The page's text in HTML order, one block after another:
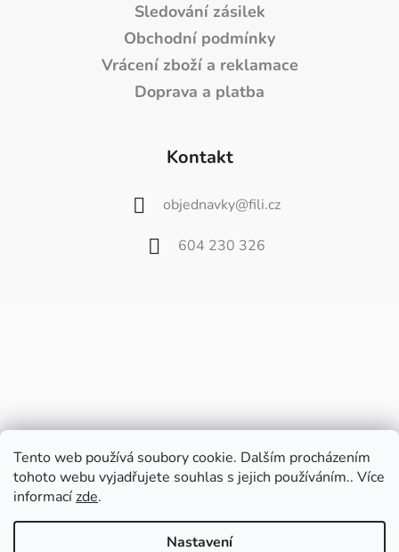
Tento web používá soubory cookie. Dalším procházením
tohoto webu vyjadřujete souhlas s jejich používáním.. Více
informacízde.
Nastavení
Vážení zákazníci,
od 27. července do 9. srpna bude náš
Sledování zásilek
Obchodní podmínky
Vrácení zboží a reklamace
Doprava a platba
Kontakt
objednavky@fili.cz
604 230 326